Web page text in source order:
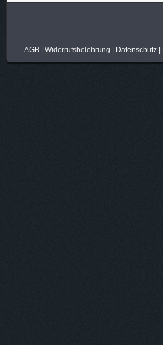
AGB| Widerrufsbelehrung Datenschutz|